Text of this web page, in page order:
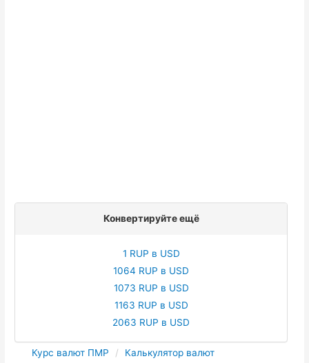
Конвертируйте ещё
1 RUP в USD
1064 RUP в USD
1073 RUP в USD
1163 RUP в USD
2063 RUP в USD
Курс валют ПМР
Калькулятор валют